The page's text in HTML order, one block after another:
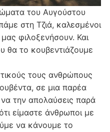
του Αυγούστου
στη Τζιά, καλεσμένοι
φιλοξενήσουν. Και
το κουβεντιάζουμε
τους ανθρώπους
σε μια παρέα
να την απολαύσεις παρά
είμαστε άνθρωποι με
να κάνουμε το